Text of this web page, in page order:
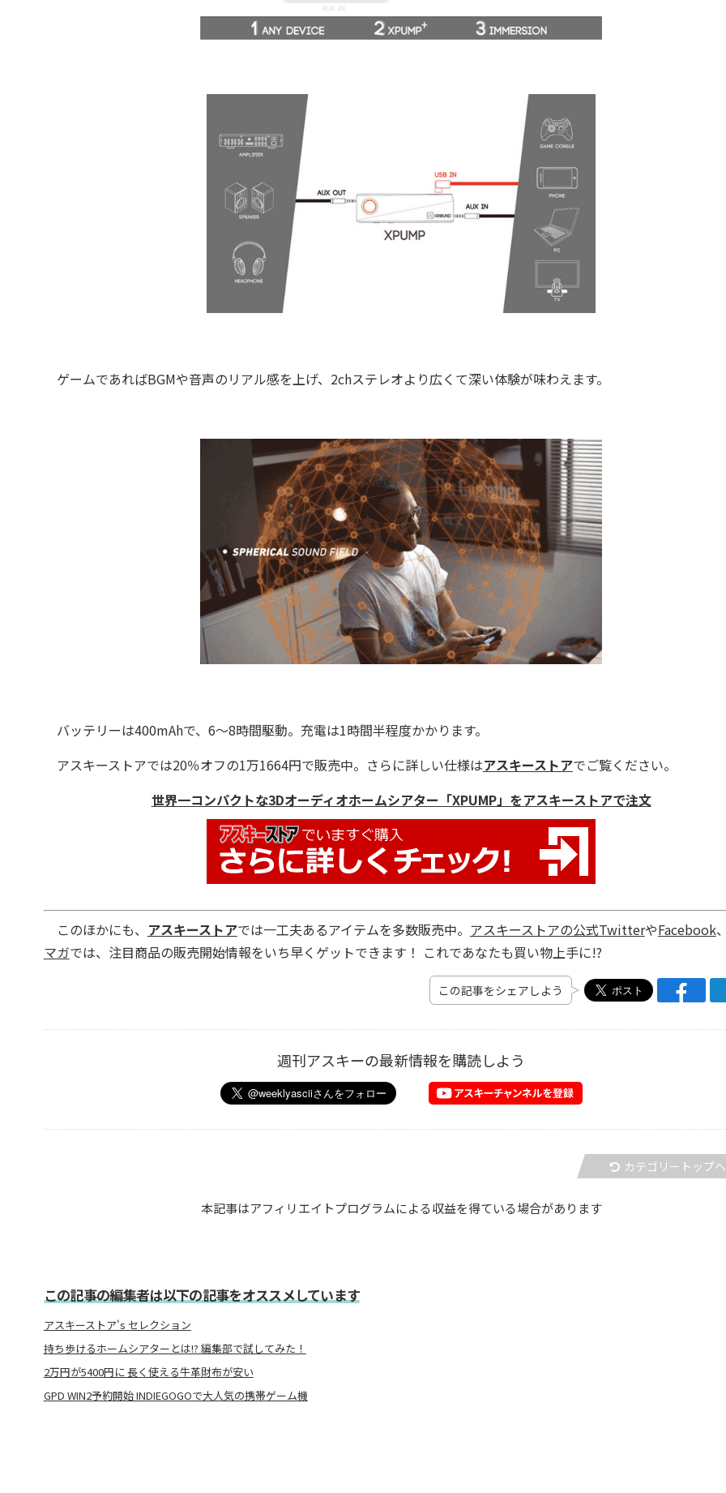
ゲームであればBGMや音声のリアル感を上げ、2chステレオより広くて深い体験が味わえます。
バッテリーは400mAhで、6～8時間駆動。充電は1時間半程度かかります。
アスキーストアでは20％オフの1万1664円で販売中。さらに詳しい仕様はアスキーストアでご覧ください。
世界一コンパクトな3Dオーディオホームシアター「XPUMP」をアスキーストアで注文
このほかにも、 アスキーストアでは一工夫あるアイテムを多数販売中。 アスキーストアの公式TwitterやFacebook
マガでは、注目商品の販売開始情報をいち早くゲットできます！ これであなたも買い物上手に!?
この記事をシェアしよう
週刊アスキーの最新情報を購読しよう
カテゴリートップへ
本記事はアフィリエイトプログラムによる収益を得ている場合があります
この記事の編集者は以下の記事をオススメしています
アスキーストア's セレクション
持ち歩けるホームシアターとは!? 編集部で試してみた！
2万円が5400円に 長く使える牛革財布が安い
GPD WIN2予約開始 INDIEGOGOで大人気の携帯ゲーム機